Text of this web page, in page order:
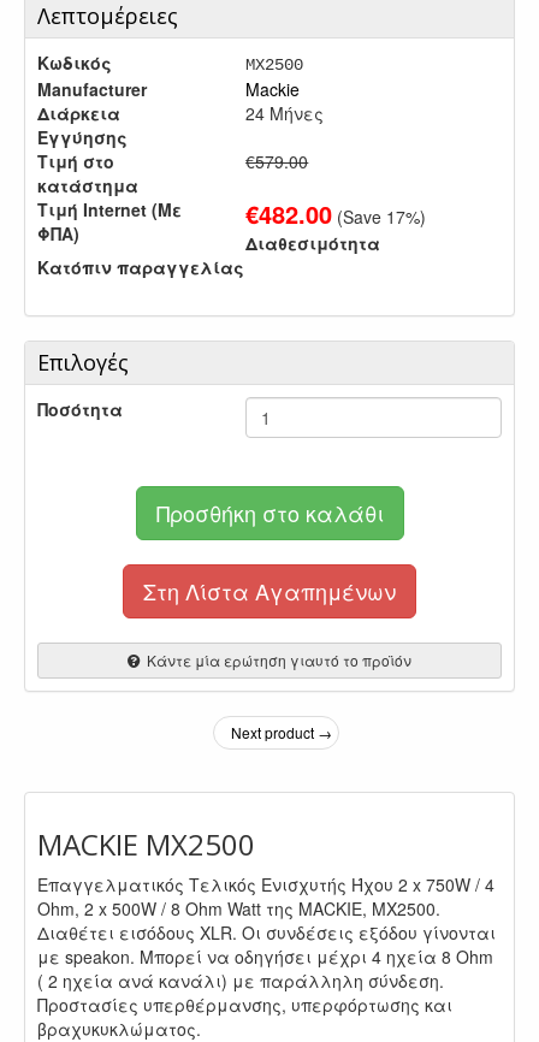
Λεπτομέρειες
Κωδικός MX2500
Manufacturer
Mackie
Διάρκεια
Εγγύησης
24 Μήνες
Τιμή στο
κατάστημα
€579.00
Τιμή Internet (Με
ΦΠΑ)
€482.00 (Save 17%)
Διαθεσιμότητα
Κατόπιν παραγγελίας
Επιλογές
Ποσότητα
Προσθήκη στο καλάθι
Στη Λίστα Αγαπημένων
Κάντε μία ερώτηση γιαυτό το προϊόν
Next product →
MACKIE MX2500
Επαγγελματικός Τελικός Ενισχυτής Ήχου 2 x 750W / 4
Ohm, 2 x 500W / 8 Ohm Watt της MACKIE, MX2500.
Διαθέτει εισόδους XLR. Οι συνδέσεις εξόδου γίνονται
με speakon. Μπορεί να οδηγήσει μέχρι 4 ηχεία 8 Ohm
( 2 ηχεία ανά κανάλι) με παράλληλη σύνδεση.
Προστασίες υπερθέρμανσης, υπερφόρτωσης και
βραχυκυκλώματος.